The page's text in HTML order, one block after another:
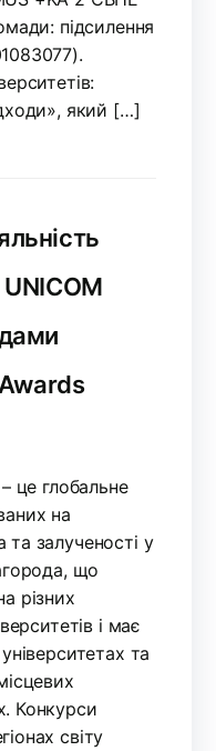
підсилення
який […]
це глобальне
на
залученості у
що
різних
і має
та
Конкурси
світу